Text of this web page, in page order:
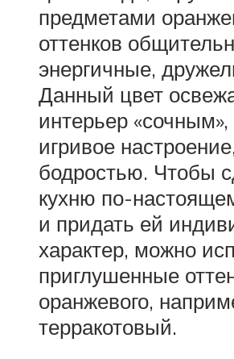
предметами
оттенков
энергичные,
Данный цвет
интерьер
игривое
бодростью. Чтобы
кухню по-
и придать ей
характер, можно
приглушенные
оранжевого,
терракотовый.